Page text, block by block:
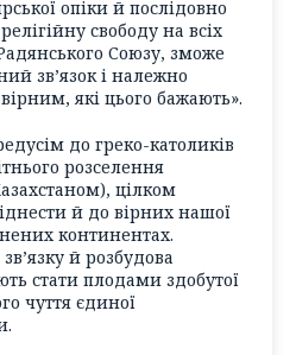
опіки й послідовно
свободу на всіх
Союзу, зможе
зв’язок і належно
які цього бажають».
до греко-католиків
розселення
цілком
й до вірних нашої
континентах.
й розбудова
стати плодами здобутої
чуття єдиної